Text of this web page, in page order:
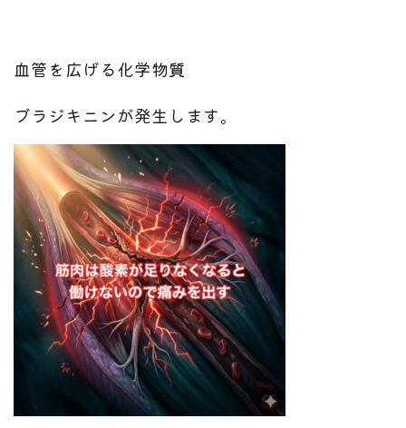
血管を広げる化学物質
ブラジキニンが発生します。